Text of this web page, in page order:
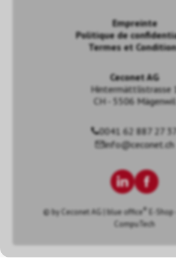
Empreinte
Politique de
Termes et
Ceconet AG
Hintermättlistrasse
CH - 5506 Mägenwil
0041 62 887 27
info@ceconet.ch
© by Ceconet AG blue office ®
E-
CompuTech